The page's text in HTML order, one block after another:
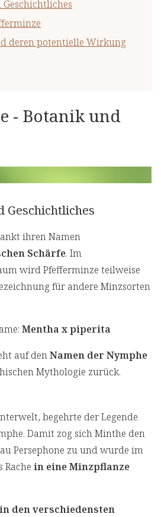
deren potentielle Wirkung
- Botanik und
Geschichtliches
ihren Namen
Schärfe. Im
wird Pfefferminze teilweise
für andere Minzsorten
Mentha x piperita
auf denNamen der Nymphe
Mythologie zurück.
begehrte der Legende
Damit zog sich Minthe den
Persephone zu und wurde im
Rache in eine Minzpflanze
in den verschiedensten